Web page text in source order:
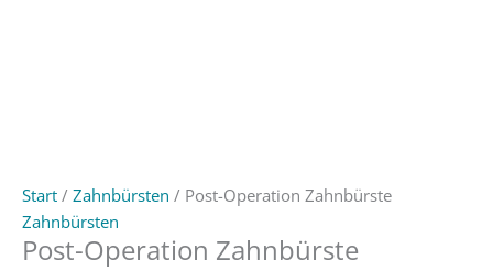
Start / Zahnbürsten / Post-Operation Zahnbürste
Zahnbürsten
Post-Operation Zahnbürste